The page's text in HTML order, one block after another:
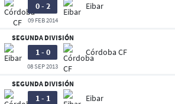
0 - 2 Eibar
09 FEB 2014
SEGUNDA DIVISIÓN
1 - 0 Córdoba CF
08 SEP 2013
SEGUNDA DIVISIÓN
1 - 1 Eibar
Usuarios